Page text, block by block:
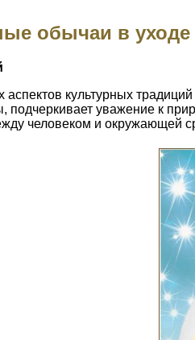
обычаи в
культурных
уважение к
человеком и окружающей